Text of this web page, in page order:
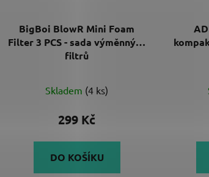
BigBoi BlowR Mini Foam
Filter 3 PCS - sada výměnných
filtrů
Skladem (4 ks)
299 Kč
DO KOŠÍKU